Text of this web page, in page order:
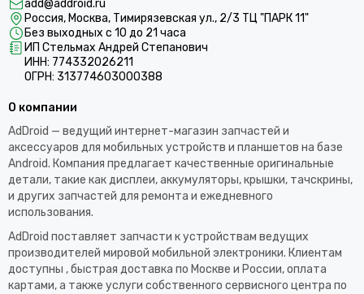
add@addroid.ru
Россия, Москва, Тимирязевская ул., 2/3 ТЦ "ПАРК 11"
Без выходных с 10 до 21 часа
ИП Стельмах Андрей Степанович
ИНН: 774332026211
ОГРН: 313774603000388
О компании
AdDroid — ведущий интернет-магазин запчастей и
аксессуаров для мобильных устройств и планшетов на базе
Android. Компания предлагает качественные оригинальные
детали, такие как дисплеи, аккумуляторы, крышки, тачскрины,
и других запчастей для ремонта и ежедневного
использования.​
AdDroid поставляет запчасти к устройствам ведущих
производителей мировой мобильной электроники. Клиентам
доступны , быстрая доставка по Москве и России, оплата
картами, а также услуги собственного сервисного центра по